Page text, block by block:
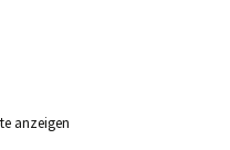
anzeigen